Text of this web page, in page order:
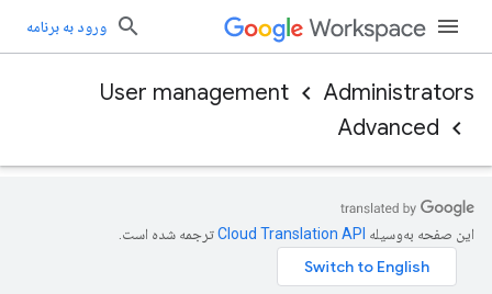
ورود به برنامه
Administrators
User management
Advanced
این صفحه به‌وسیله ترجمه شده است.